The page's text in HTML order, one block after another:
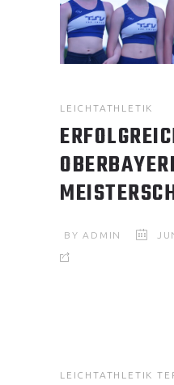
LEICHTATHLETIK
BY ADMIN
LEICHTATHLETIK